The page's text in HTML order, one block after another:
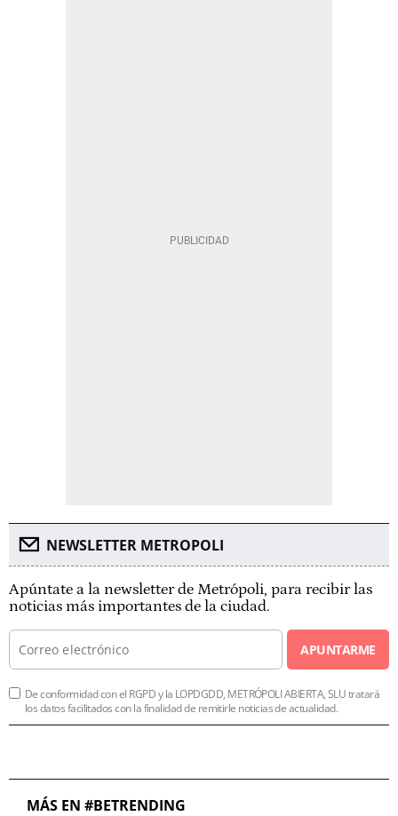
NEWSLETTER METROPOLI
Apúntate a la newsletter de Metrópoli, para recibir las
noticias más importantes de la ciudad.
APUNTARME
De conformidad con el RGPD y la LOPDGDD, METRÓPOLI ABIERTA, SLU tratará
los datos facilitados con la finalidad de remitirle noticias de actualidad.
MÁS EN #BETRENDING